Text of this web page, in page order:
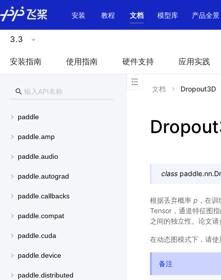
\u200E
安装
教程 文档 模型库 产品全景
3.3
安装指南 使用指南 硬件支持 应用实践
paddle
paddle.amp
paddle.audio
paddle.autograd
paddle.callbacks
paddle.compat
paddle.cuda
paddle.device
paddle.distributed
文档 Dropout3D
class paddle.nn.
根据丢弃概率 p ，在
Tensor，通道特征图
之间的独立性。论文请
在动态图模式下，请
备注